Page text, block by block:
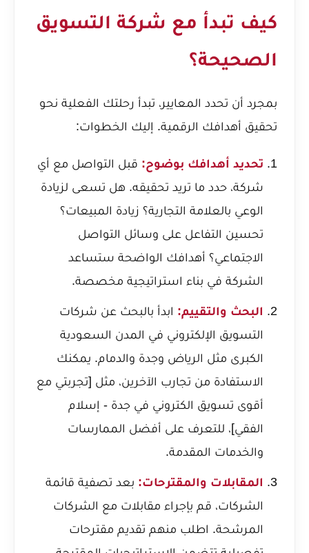
كيف تبدأ مع شركة التسويق
الصحيحة؟
بمجرد أن تحدد المعايير، تبدأ رحلتك الفعلية نحو
تحقيق أهدافك الرقمية. إليك الخطوات:
تحديد أهدافك بوضوح: قبل التواصل مع أي
شركة، حدد ما تريد تحقيقه. هل تسعى لزيادة
الوعي بالعلامة التجارية؟ زيادة المبيعات؟
تحسين التفاعل على وسائل التواصل
الاجتماعي؟ أهدافك الواضحة ستساعد
الشركة في بناء استراتيجية مخصصة.
البحث والتقييم: ابدأ بالبحث عن شركات
التسويق الإلكتروني في المدن السعودية
الكبرى مثل الرياض وجدة والدمام. يمكنك
الاستفادة من تجارب الآخرين، مثل [تجربتي مع
أقوى تسويق الكتروني في جدة - إسلام
الفقي]، للتعرف على أفضل الممارسات
والخدمات المقدمة.
المقابلات والمقترحات: بعد تصفية قائمة
الشركات، قم بإجراء مقابلات مع الشركات
المرشحة. اطلب منهم تقديم مقترحات